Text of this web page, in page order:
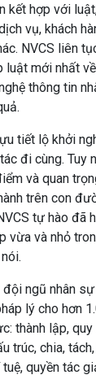
kết hợp với
vụ, khách
NVCS liên
mới nhất
thông tin
tiết lộ khởi
đi cùng. Tuy
và quan
trên con
tự hào đã
vừa và nhỏ
đội ngũ nhân
lý cho hơn
thành lập,
trúc, chia,
quyền tác